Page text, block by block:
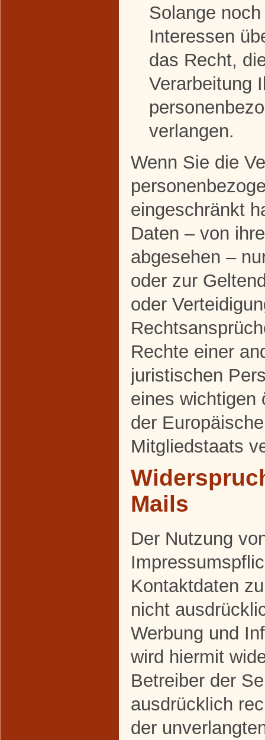
Solange
Interessen
das Recht,
Verarbeitung
verlangen.
Wenn Sie die
eingeschränkt
Daten – von
abgesehen –
oder zur
oder
Rechte einer
juristischen
eines wichtigen
der
Mitgliedstaats
Mails
Der Nutzung
Kontaktdaten
nicht
Werbung und
wird hiermit
Betreiber der
ausdrücklich
der